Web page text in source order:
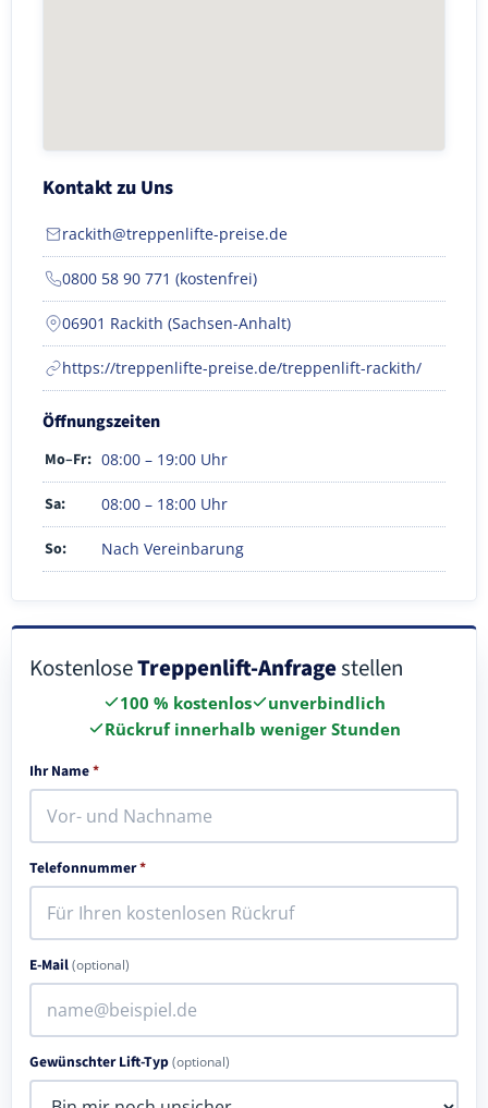
Kontakt zu Uns
rackith@treppenlifte-preise.de
0800 58 90 771 (kostenfrei)
06901 Rackith (Sachsen-Anhalt)
https://treppenlifte-preise.de/treppenlift-rackith/
Öffnungszeiten
Mo–Fr: 08:00 – 19:00 Uhr
Sa: 08:00 – 18:00 Uhr
So: Nach Vereinbarung
KostenloseTreppenlift-Anfragestellen
100 % kostenlos
unverbindlich
Rückruf innerhalb weniger Stunden
Ihr Name*
Telefonnummer*
E-Mail(optional)
Gewünschter Lift-Typ(optional)